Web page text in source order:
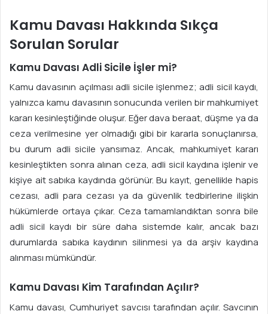
Kamu Davası Hakkında Sıkça
Sorulan Sorular
Kamu Davası Adli Sicile İşler mi?
Kamu davasının açılması adli sicile işlenmez; adli sicil kaydı,
yalnızca kamu davasının sonucunda verilen bir mahkumiyet
kararı kesinleştiğinde oluşur. Eğer dava beraat, düşme ya da
ceza verilmesine yer olmadığı gibi bir kararla sonuçlanırsa,
bu durum adli sicile yansımaz. Ancak, mahkumiyet kararı
kesinleştikten sonra alınan ceza, adli sicil kaydına işlenir ve
kişiye ait sabıka kaydında görünür. Bu kayıt, genellikle hapis
cezası, adli para cezası ya da güvenlik tedbirlerine ilişkin
hükümlerde ortaya çıkar. Ceza tamamlandıktan sonra bile
adli sicil kaydı bir süre daha sistemde kalır, ancak bazı
durumlarda sabıka kaydının silinmesi ya da arşiv kaydına
alınması mümkündür.
Kamu Davası Kim Tarafından Açılır?
Kamu davası, Cumhuriyet savcısı tarafından açılır. Savcının